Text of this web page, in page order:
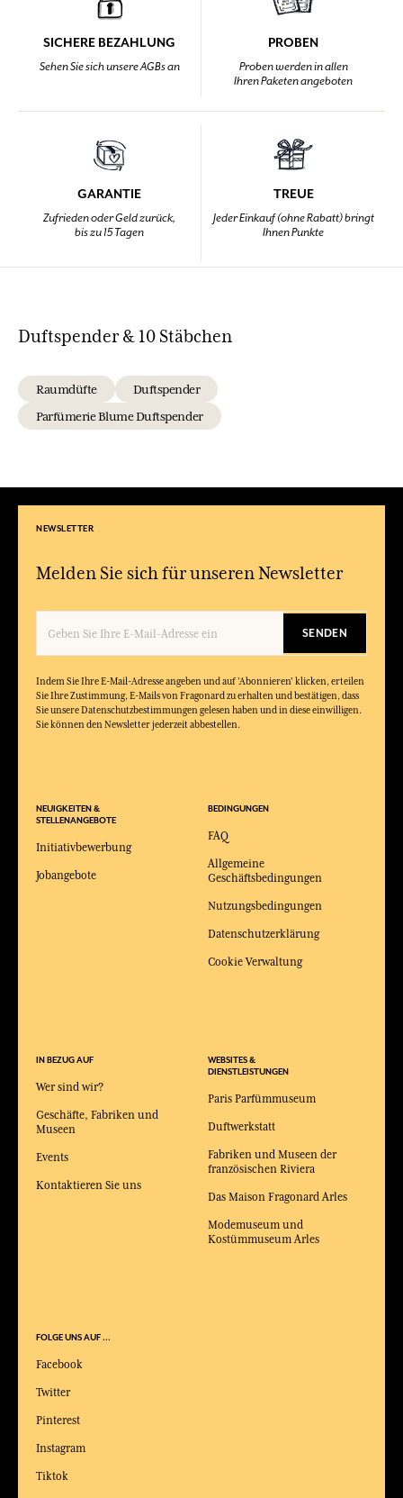
SICHERE BEZAHLUNG
Sehen Sie sich unsere AGBs an
PROBEN
Proben werden in allen
Ihren Paketen angeboten
GARANTIE
Zufrieden oder Geld zurück,
bis zu 15 Tagen
TREUE
Jeder Einkauf (ohne Rabatt) bringt
Ihnen Punkte
Duftspender & 10 Stäbchen
Raumdüfte
Duftspender
Parfümerie Blume Duftspender
NEWSLETTER
Melden Sie sich für unseren Newsletter
SENDEN
Indem Sie Ihre E-Mail-Adresse angeben und auf 'Abonnieren' klicken, erteilen
Sie Ihre Zustimmung, E-Mails von Fragonard zu erhalten und bestätigen, dass
Sie unsere Datenschutzbestimmungen gelesen haben und in diese einwilligen.
Sie können den Newsletter jederzeit abbestellen.
BEDINGUNGEN
FAQ
Allgemeine
Geschäftsbedingungen
Nutzungsbedingungen
Datenschutzerklärung
Cookie Verwaltung
WEBSITES &
DIENSTLEISTUNGEN
Paris Parfümmuseum
Duftwerkstatt
Fabriken und Museen der
französischen Riviera
Das Maison Fragonard Arles
Modemuseum und
Kostümmuseum Arles
IN BEZUG AUF
Wer sind wir?
Geschäfte, Fabriken und
Museen
Events
Kontaktieren Sie uns
FOLGE UNS AUF ...
Facebook
Twitter
Pinterest
Instagram
Tiktok
NEUIGKEITEN &
STELLENANGEBOTE
Initiativbewerbung
Jobangebote